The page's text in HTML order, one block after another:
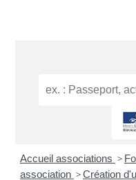
Accueil associations >
association >Création